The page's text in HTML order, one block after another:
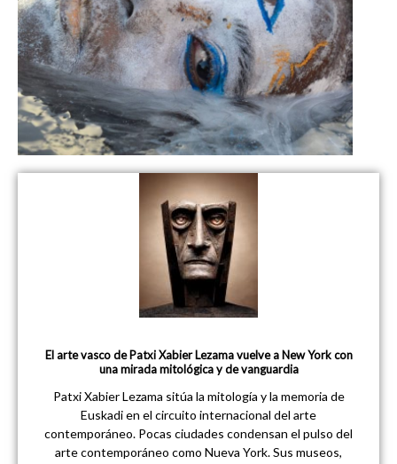
El arte vasco de Patxi Xabier Lezama vuelve a New York con
una mirada mitológica y de vanguardia
Patxi Xabier Lezama sitúa la mitología y la memoria de
Euskadi en el circuito internacional del arte
contemporáneo. Pocas ciudades condensan el pulso del
arte contemporáneo como Nueva York. Sus museos,